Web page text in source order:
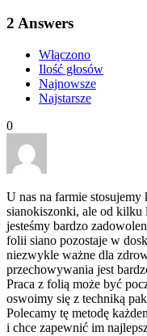
2 Answers
Włączono
Ilość głosów
Najnowsze
Najstarsze
0
U nas na farmie
sianokiszonki, ale od
jesteśmy bardzo
folii siano pozostaje w
niezwykle ważne dla
przechowywania jest
Praca z folią może być
oswoimy się z techniką
Polecamy tę metodę
i chce zapewnić im